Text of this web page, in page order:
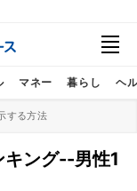
マネー 暮らし ヘ
する方法
キング--男性1